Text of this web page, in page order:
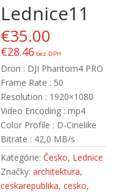
Lednice11
€35.00
€28.46 bez DPH
Dron : DJI Phantom4 PRO
Frame Rate : 50
Resolution : 1920×1080
Video Encoding : mp4
Color Profile : D-Cinelike
Bitrate : 42,0 MB/s
Kategórie:Česko, Lednice
Značky:architektura,
ceskarepublika,cesko,